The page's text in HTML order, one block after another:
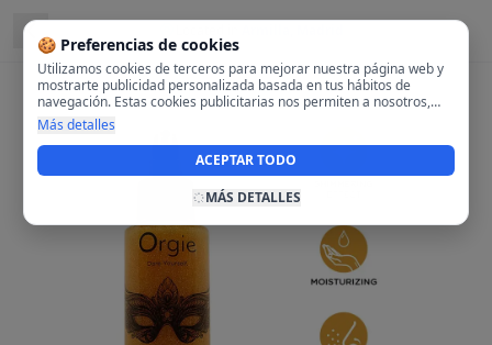
🍪 Preferencias de cookies
Utilizamos cookies de terceros para mejorar nuestra página web y
mostrarte publicidad personalizada basada en tus hábitos de
navegación. Estas cookies publicitarias nos permiten a nosotros,
analizar tu navegación en nuestra página y en internet para
mostrarte anuncios relevantes para ti. Al activarlas, aceptas el uso
de cookies para fines publicitarios y la recopilación y tratamiento de
tus datos de navegación, incluyendo la posible compartición de
Más detalles
ACEPTAR TODO
MÁS DETALLES